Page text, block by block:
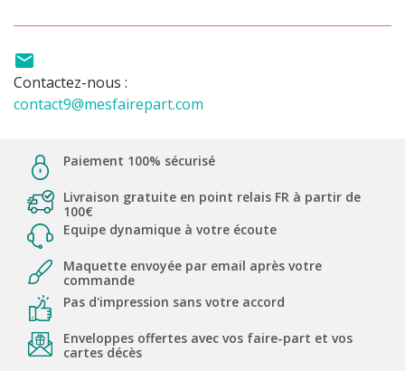

Contactez-nous :
contact9@mesfairepart.com
Paiement 100% sécurisé
Livraison gratuite en point relais FR à partir de
100€
Equipe dynamique à votre écoute
Maquette envoyée par email après votre
commande
Pas d'impression sans votre accord
Enveloppes offertes avec vos faire-part et vos
cartes décès